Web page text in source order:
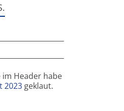
im Header habe
2023 geklaut.